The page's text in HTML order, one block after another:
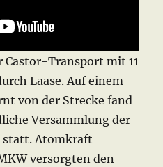
Castor-Transport mit 11
Laase. Auf einem
von der Strecke fand
Versammlung der
Atomkraft
versorgten den